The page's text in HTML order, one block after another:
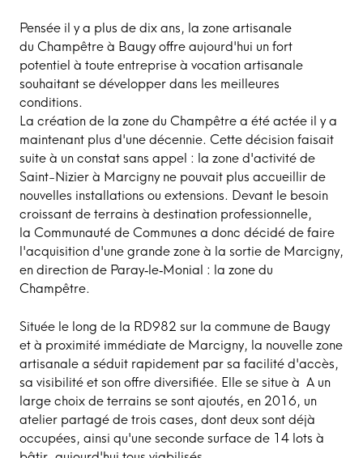
Pensée il y a plus de dix ans, la zone artisanale
du Champêtre à Baugy offre aujourd'hui un fort
potentiel à toute entreprise à vocation artisanale
souhaitant se développer dans les meilleures
conditions.
La création de la zone du Champêtre a été actée il y a
maintenant plus d'une décennie. Cette décision faisait
suite à un constat sans appel : la zone d'activité de
Saint-Nizier à Marcigny ne pouvait plus accueillir de
nouvelles installations ou extensions. Devant le besoin
croissant de terrains à destination professionnelle,
la Communauté de Communes a donc décidé de faire
l'acquisition d'une grande zone à la sortie de Marcigny,
en direction de Paray‑le‑Monial : la zone du
Champêtre.
Située le long de la RD982 sur la commune de Baugy
et à proximité immédiate de Marcigny, la nouvelle zone
artisanale a séduit rapidement par sa facilité d'accès,
sa visibilité et son offre diversifiée. Elle se situe à A un
large choix de terrains se sont ajoutés, en 2016, un
atelier partagé de trois cases, dont deux sont déjà
occupées, ainsi qu'une seconde surface de 14 lots à